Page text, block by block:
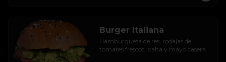
Burger Italiana
Hamburguesa de res, rodajas de
tomates frescos, palta y mayo casera.